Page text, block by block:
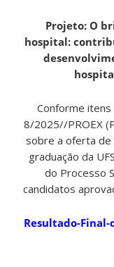
Projeto: O
hospital:
Conforme itens
8/2025//PROEX
sobre a oferta de
graduação da
do Processo
candidatos
Resultado-Final-